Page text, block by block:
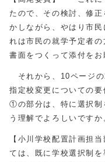
たので、その検討、修
かしながら、やはり市
れは市民の就学予定者
書面をつくって添付をお
それから、10ページの
指定校変更についての
①の部分は、特に選択制
う理解でよろしいですか
【小川学校配置計画
ては、既に学校選択制